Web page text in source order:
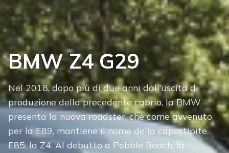
BMW Z4 G29
Nel 2018, dopo più di due anni dall’uscita di
produzione della precedente cabrio, la BMW
presenta la nuova roadster, che come avvenuto
per la E89, mantiene il nome della capostipite
E85: la Z4. Al debutto a Pebble Beach, la